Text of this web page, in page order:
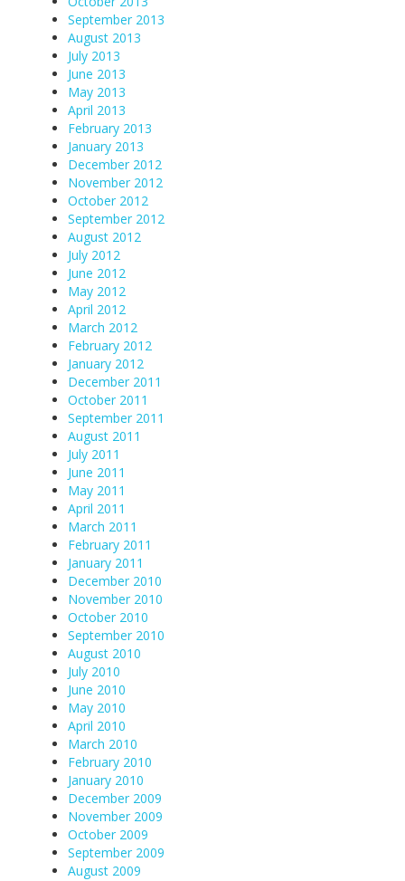
September 2013
August 2013
July 2013
June 2013
May 2013
April 2013
February 2013
January 2013
December 2012
November 2012
October 2012
September 2012
August 2012
July 2012
June 2012
May 2012
April 2012
March 2012
February 2012
January 2012
December 2011
October 2011
September 2011
August 2011
July 2011
June 2011
May 2011
April 2011
March 2011
February 2011
January 2011
December 2010
November 2010
October 2010
September 2010
August 2010
July 2010
June 2010
May 2010
April 2010
March 2010
February 2010
January 2010
December 2009
November 2009
October 2009
September 2009
August 2009